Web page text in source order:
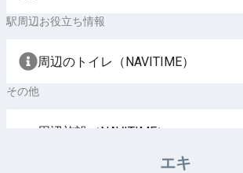
駅周辺お役立ち情報
周辺のトイレ（NAVITIME）
その他
周辺施設（NAVITIME）
エキ